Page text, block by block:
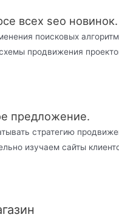
всех seo новинок.
поисковых
продвижения
предложение.
стратегию
изучаем сайты